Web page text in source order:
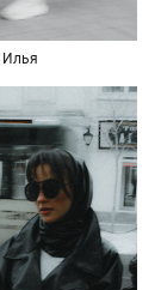
Илья